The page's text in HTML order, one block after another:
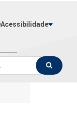
Acessibilidade